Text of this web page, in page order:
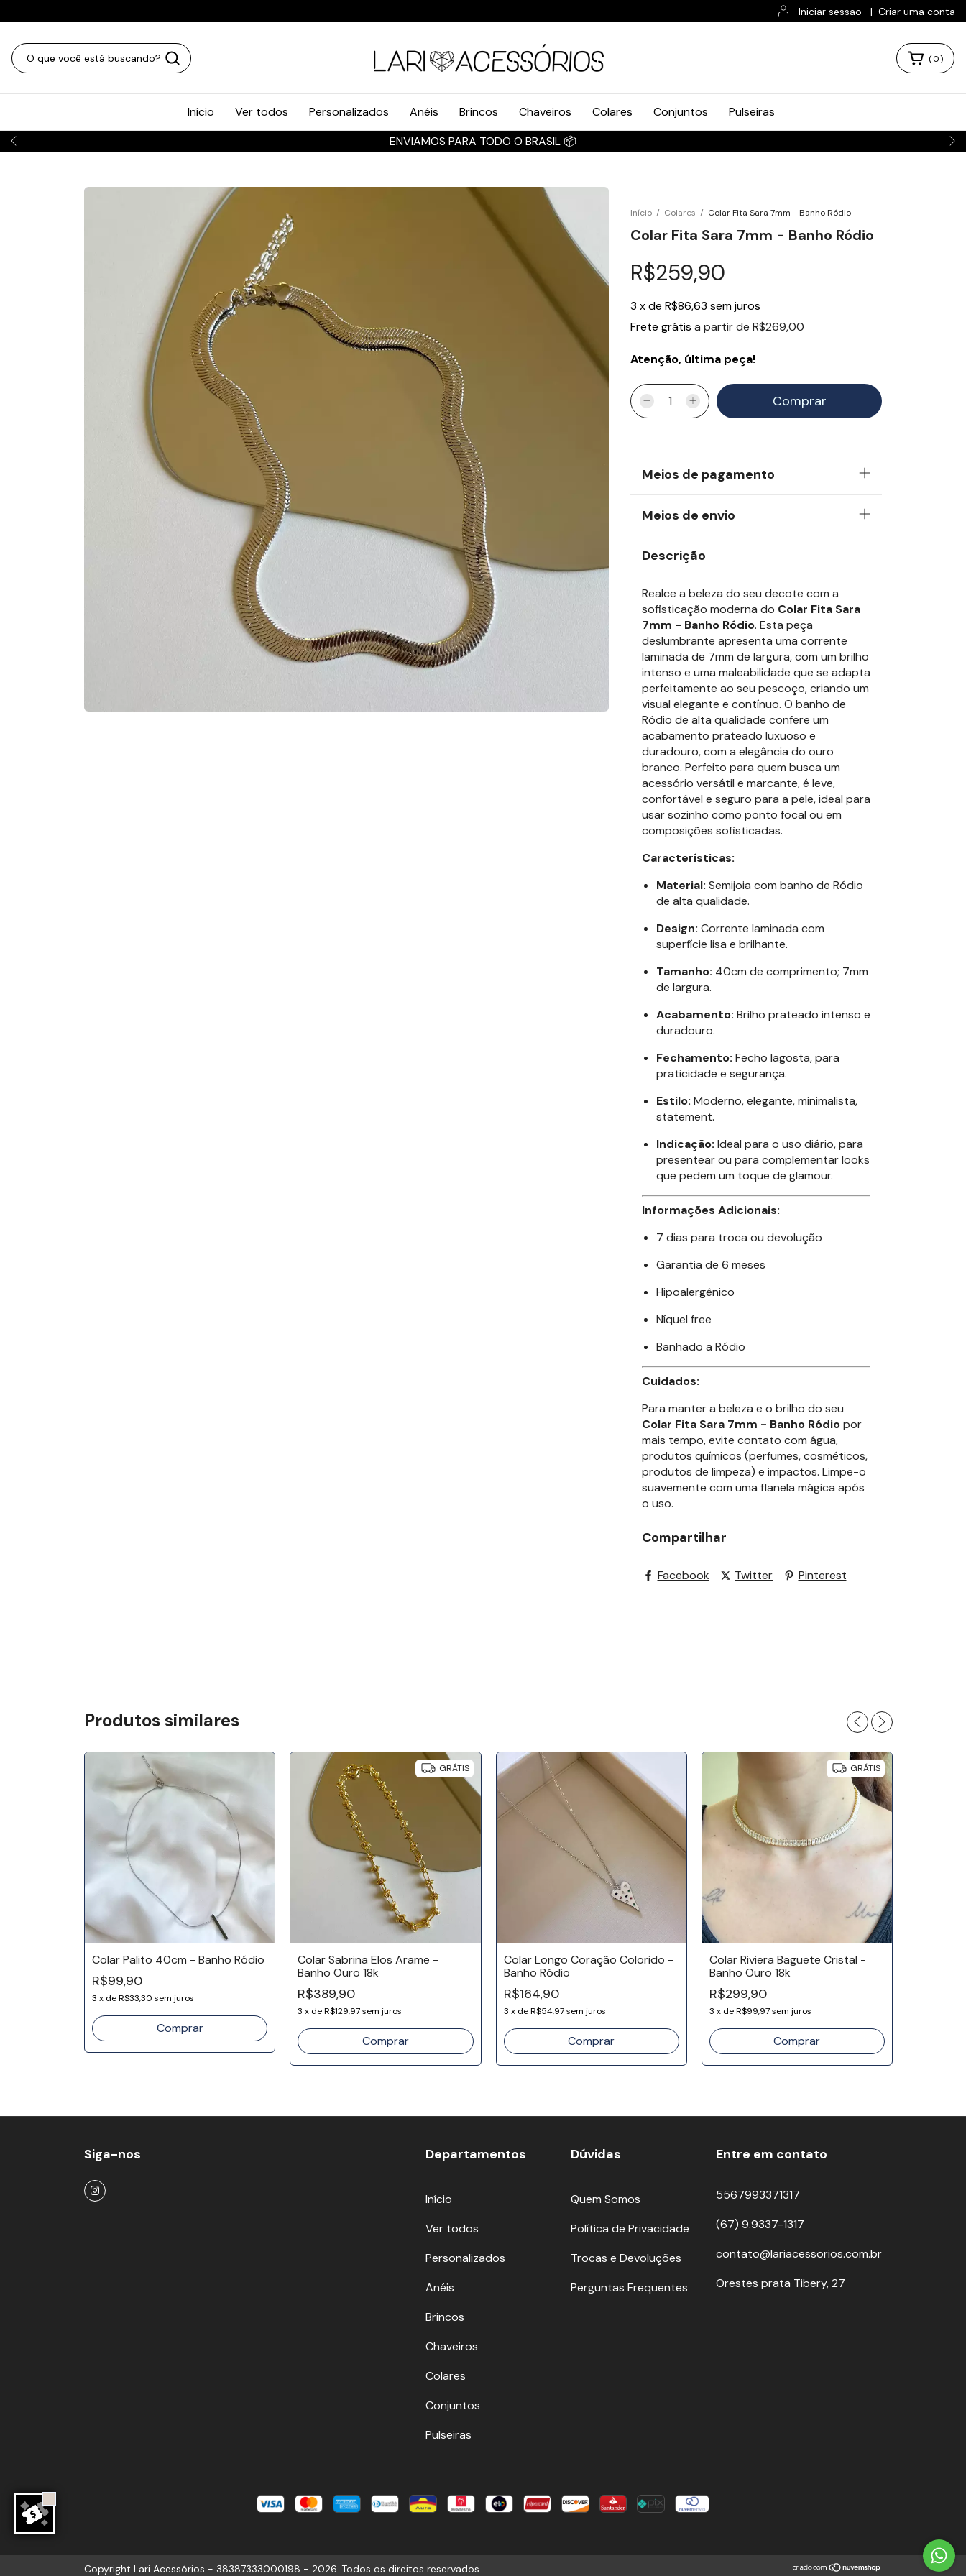
Iniciar sessão | Criar uma conta
ENVIAMOS PARA TODO O BRASIL 📦
(0)
Início Ver todos Personalizados Anéis Brincos Chaveiros Colares Conjuntos Pulseiras
Início / Colares / Colar Fita Sara 7mm - Banho Ródio
Colar Fita Sara 7mm - Banho Ródio
R$259,90
3 xde R$86,63 sem juros
Frete grátis a partir de R$269,00
Atenção, última peça!
Meios de pagamento
Meios de envio
Descrição
Realce a beleza do seu decote com a
sofisticação moderna do Colar Fita Sara
7mm - Banho Ródio. Esta peça
deslumbrante apresenta uma corrente
laminada de 7mm de largura, com um brilho
intenso e uma maleabilidade que se adapta
perfeitamente ao seu pescoço, criando um
visual elegante e contínuo. O banho de
Ródio de alta qualidade confere um
acabamento prateado luxuoso e
duradouro, com a elegância do ouro
branco. Perfeito para quem busca um
acessório versátil e marcante, é leve,
confortável e seguro para a pele, ideal para
usar sozinho como ponto focal ou em
composições sofisticadas.
Características:
Material: Semijoia com banho de Ródio
de alta qualidade.
Design: Corrente laminada com
superfície lisa e brilhante.
Tamanho: 40cm de comprimento; 7mm
de largura.
Acabamento: Brilho prateado intenso e
duradouro.
Fechamento: Fecho lagosta, para
praticidade e segurança.
Estilo: Moderno, elegante, minimalista,
statement.
Indicação: Ideal para o uso diário, para
presentear ou para complementar looks
que pedem um toque de glamour.
Informações Adicionais:
7 dias para troca ou devolução
Garantia de 6 meses
Hipoalergênico
Níquel free
Banhado a Ródio
Cuidados:
Para manter a beleza e o brilho do seu
Colar Fita Sara 7mm - Banho Ródiopor
mais tempo, evite contato com água,
produtos químicos (perfumes, cosméticos,
produtos de limpeza) e impactos. Limpe-o
suavemente com uma flanela mágica após
o uso.
Compartilhar
Facebook Twitter Pinterest
Produtos similares
Colar Palito 40cm - Banho Ródio
R$99,90
3 x deR$33,30 sem juros
GRÁTIS
Colar Sabrina Elos Arame -
Banho Ouro 18k
R$389,90
3 x deR$129,97 sem juros
Colar Longo Coração Colorido -
Banho Ródio
R$164,90
3 x deR$54,97 sem juros
GRÁTIS
Colar Riviera Baguete Cristal -
Banho Ouro 18k
R$299,90
3 x deR$99,97 sem juros
Siga-nos Departamentos
Início
Ver todos
Personalizados
Anéis
Brincos
Chaveiros
Colares
Conjuntos
Pulseiras
Dúvidas
Quem Somos
Política de Privacidade
Trocas e Devoluções
Perguntas Frequentes
Entre em contato
5567993371317
(67) 9.9337-1317
contato@lariacessorios.com.br
Orestes prata Tibery, 27
Copyright Lari Acessórios - 38387333000198 - 2026. Todos os direitos reservados.